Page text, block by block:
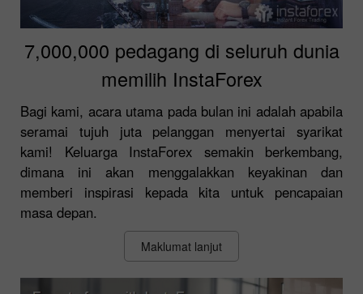
7,000,000 pedagang di seluruh dunia
memilih InstaForex
Bagi kami, acara utama pada bulan ini adalah apabila
seramai tujuh juta pelanggan menyertai syarikat
kami! Keluarga InstaForex semakin berkembang,
dimana ini akan menggalakkan keyakinan dan
memberi inspirasi kepada kita untuk pencapaian
masa depan.
Maklumat lanjut